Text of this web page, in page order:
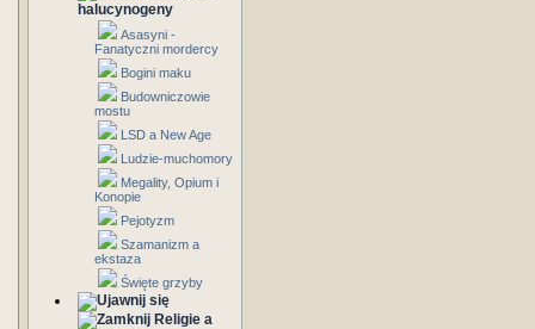
halucynogeny
Asasyni -
Fanatyczni mordercy
Bogini maku
Budowniczowie
mostu
LSD a New Age
Ludzie-muchomory
Megality, Opium i
Konopie
Pejotyzm
Szamanizm a
ekstaza
Święte grzyby
Religie a